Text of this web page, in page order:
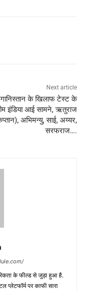
Next article
के खिलाफ टेस्ट के
इंडिया आई सामने, ऋतुराज
अभिमन्यु, साई, अय्यर,
सरफराज….
के फील्ड से जुड़ा हुआ है.
प्लेटफॉर्म पर काफी सारा